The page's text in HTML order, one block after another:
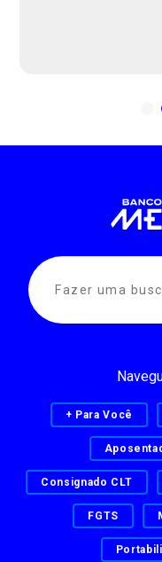
+ Para Você
Consignado CLT
FGTS